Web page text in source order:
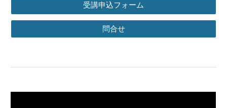
受講申込フォーム
問合せ